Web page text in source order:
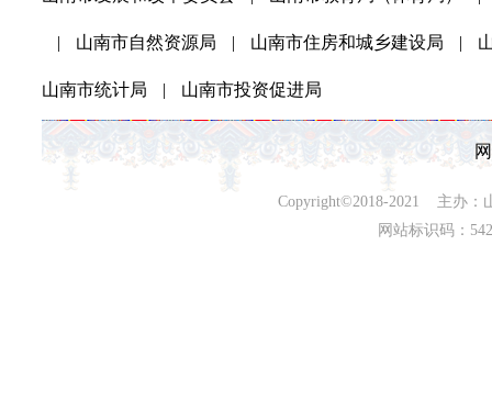
| 山南市自然资源局 | 山南市住房和城乡建设局 |
山南市统计局 | 山南市投资促进局
Copyright©2018-2021 主办：
网站标识码：